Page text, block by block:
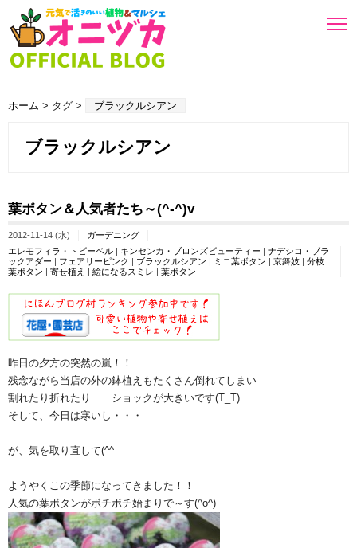
ホーム > タグ > ブラックルシアン
ブラックルシアン
葉ボタン＆人気者たち～(^-^)v
2012-11-14 (水)
ガーデニング
エレモフィラ・トビーベル | キンセンカ・ブロンズビューティー | ナデシコ・ブラ
ックアダー | フェアリーピンク | ブラックルシアン | ミニ葉ボタン | 京舞妓 | 分枝
葉ボタン | 寄せ植え | 絵になるスミレ | 葉ボタン
昨日の夕方の突然の嵐！！
残念ながら当店の外の鉢植えもたくさん倒れてしまい
割れたり折れたり……ショックが大きいです(T_T)
そして、今日は寒いし・・・
が、気を取り直して(^^ゞ
ようやくこの季節になってきました！！
人気の葉ボタンがボチボチ始まりで～す(^o^)